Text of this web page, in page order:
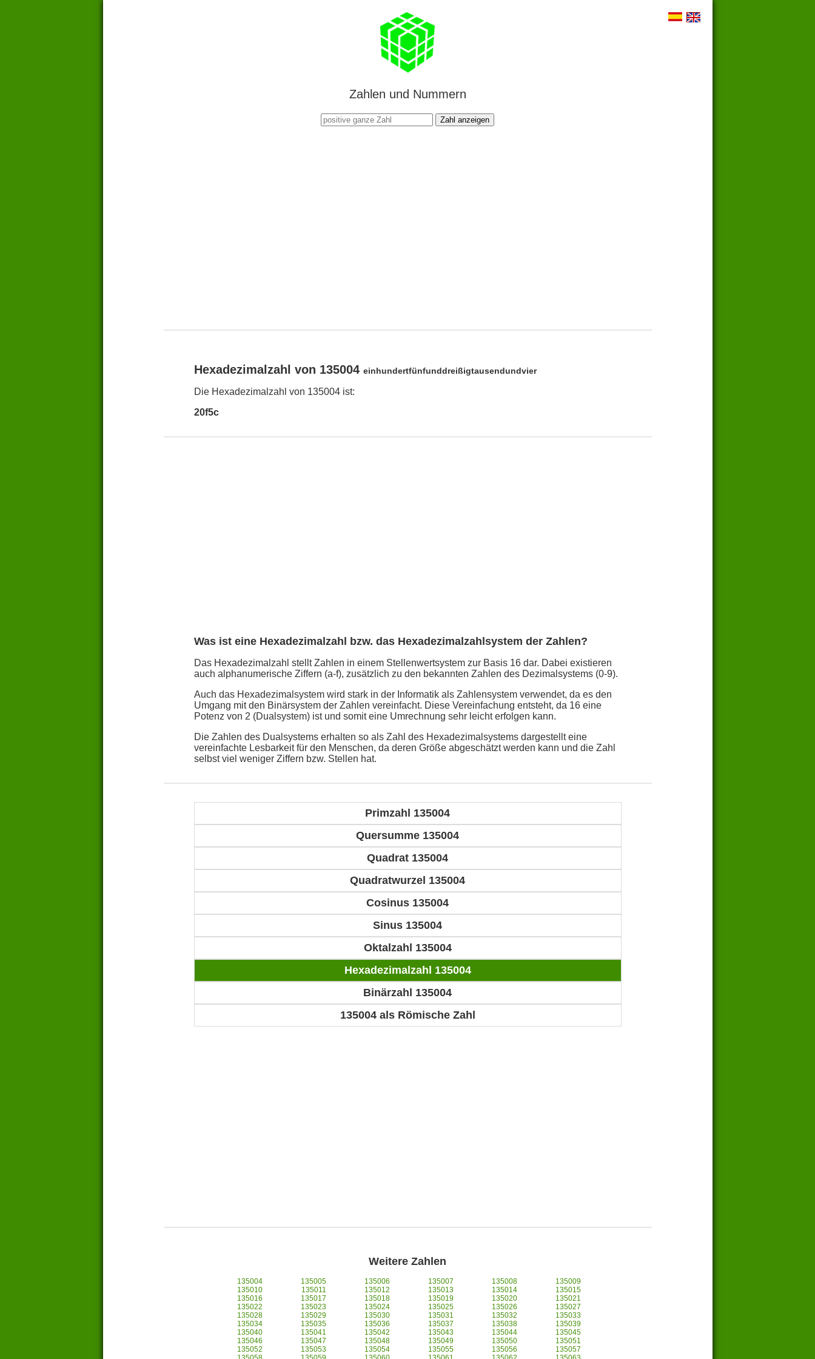
Zahlen und Nummern
Zahl anzeigen
Hexadezimalzahl von 135004 einhundertfünfunddreißigtausendundvier
Die Hexadezimalzahl von 135004 ist:
20f5c
Was ist eine Hexadezimalzahl bzw. das Hexadezimalzahlsystem der Zahlen?
Das Hexadezimalzahl stellt Zahlen in einem Stellenwertsystem zur Basis 16 dar. Dabei existieren
auch alphanumerische Ziffern (a-f), zusätzlich zu den bekannten Zahlen des Dezimalsystems (0-9).
Auch das Hexadezimalsystem wird stark in der Informatik als Zahlensystem verwendet, da es den
Umgang mit den Binärsystem der Zahlen vereinfacht. Diese Vereinfachung entsteht, da 16 eine
Potenz von 2 (Dualsystem) ist und somit eine Umrechnung sehr leicht erfolgen kann.
Die Zahlen des Dualsystems erhalten so als Zahl des Hexadezimalsystems dargestellt eine
vereinfachte Lesbarkeit für den Menschen, da deren Größe abgeschätzt werden kann und die Zahl
selbst viel weniger Ziffern bzw. Stellen hat.
Primzahl 135004
Quersumme 135004
Quadrat 135004
Quadratwurzel 135004
Cosinus 135004
Sinus 135004
Oktalzahl 135004
Hexadezimalzahl 135004
Binärzahl 135004
135004 als Römische Zahl
Weitere Zahlen
135004 135005 135006 135007 135008
135009
135010
135011 135012 135013 135014
135015
135016
135017 135018 135019 135020
135021
135022
135023 135024 135025 135026
135027
135028
135029 135030 135031 135032
135033
135034
135035 135036 135037 135038
135039
135040
135041 135042 135043 135044
135045
135046
135047 135048 135049 135050
135051
135052
135053 135054 135055 135056
135057